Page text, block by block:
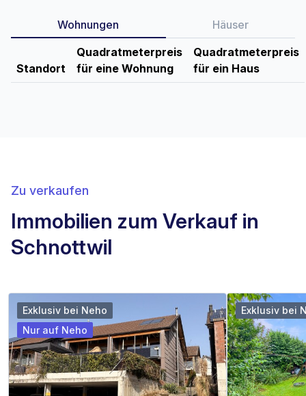
Wohnungen Häuser
Standort
Quadratmeterpreis
für eine Wohnung
Quadratmeterpreis
für ein Haus
Zu verkaufen
Immobilien zum Verkauf in
Schnottwil
Exklusiv bei Neho
Nur auf Neho
Exklusiv bei